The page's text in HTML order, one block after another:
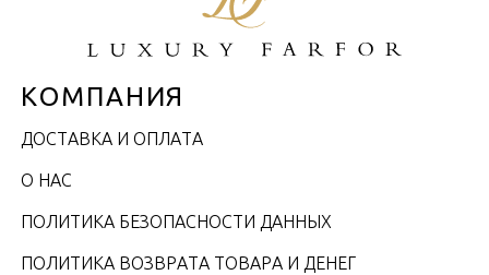
КОМПАНИЯ
ДОСТАВКА И ОПЛАТА
О НАС
ПОЛИТИКА БЕЗОПАСНОСТИ ДАННЫХ
ПОЛИТИКА ВОЗВРАТА ТОВАРА И ДЕНЕГ